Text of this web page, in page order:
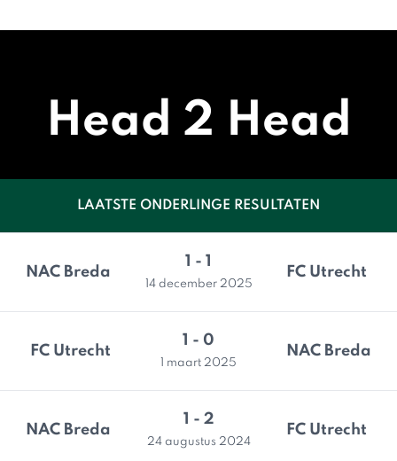
Head 2 Head
LAATSTE ONDERLINGE RESULTATEN
NAC Breda
1 - 1
14 december 2025
FC Utrecht
FC Utrecht
1 - 0
1 maart 2025
NAC Breda
NAC Breda
1 - 2
24 augustus 2024
FC Utrecht